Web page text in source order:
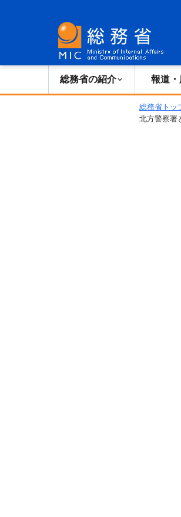
総務省の紹介 報道・
総務省トッ
北方警察署